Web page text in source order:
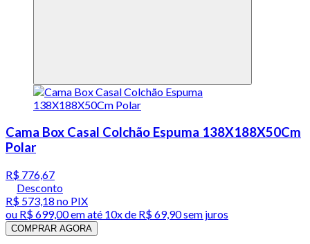
Cama Box Casal Colchão Espuma 138X188X50Cm
Polar
R$ 776,67
Desconto
R$ 573,18 no PIX
ou R$ 699,00em até 10x de R$ 69,90 sem juros
COMPRAR AGORA